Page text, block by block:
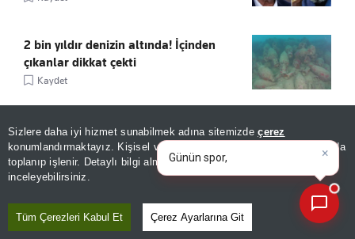
Sizlere daha iyi hizmet sunabilmek adına sitemizdeçerez
konumlandırmaktayız. Kişisel verileriniz, KVKK ve GDPR kapsamında
toplanıp işlenir. Detaylı bilgi almak içinAydınlatma Metnimizi
inceleyebilirsiniz.
Tüm Çerezleri Kabul Et Çerez Ayarlarına Git
2 bin yıldır denizin altında! İçinden
çıkanlar dikkat çekti
Kaydet
Hatay’da denize giren 13 yaşındaki çocuk
boğuldu!
Kaydet
Günün spor, gündem ve
ekonomi gelişmelerini analiz
ed|